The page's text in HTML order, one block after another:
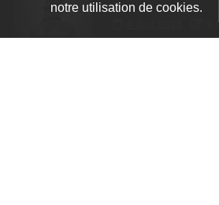
2
notre utilisation de cookies.